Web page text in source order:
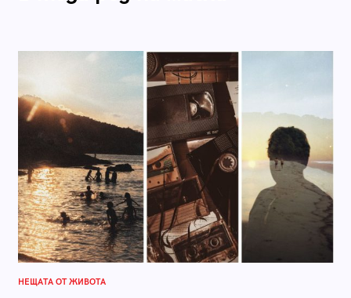
НЕЩАТА ОТ ЖИВОТА